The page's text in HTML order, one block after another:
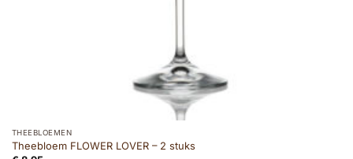
THEEBLOEMEN
Theebloem FLOWER LOVER – 2 stuks